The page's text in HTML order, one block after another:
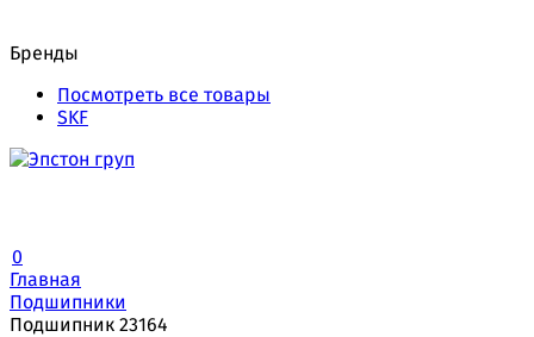
Бренды
Посмотреть все товары
SKF
0
Главная
Подшипники
Подшипник 23164